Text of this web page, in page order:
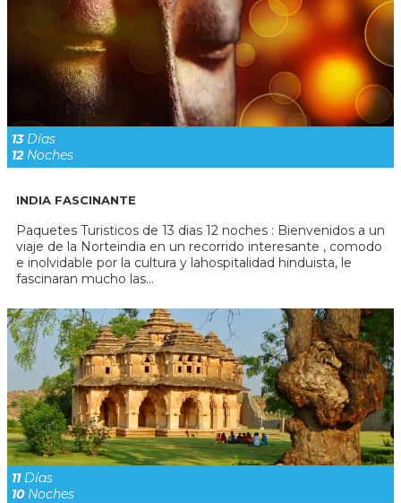
13Días
12Noches
INDIA FASCINANTE
Paquetes Turisticos de 13 dias 12 noches : Bienvenidos a un
viaje de la Norteindia en un recorrido interesante , comodo
e inolvidable por la cultura y lahospitalidad hinduista, le
fascinaran mucho las...
11Días
10Noches